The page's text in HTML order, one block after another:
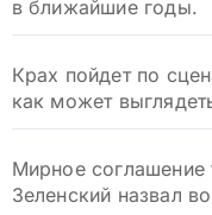
в ближайшие годы.
Крах пойдет по
как может
Мирное соглашение
Зеленский назвал